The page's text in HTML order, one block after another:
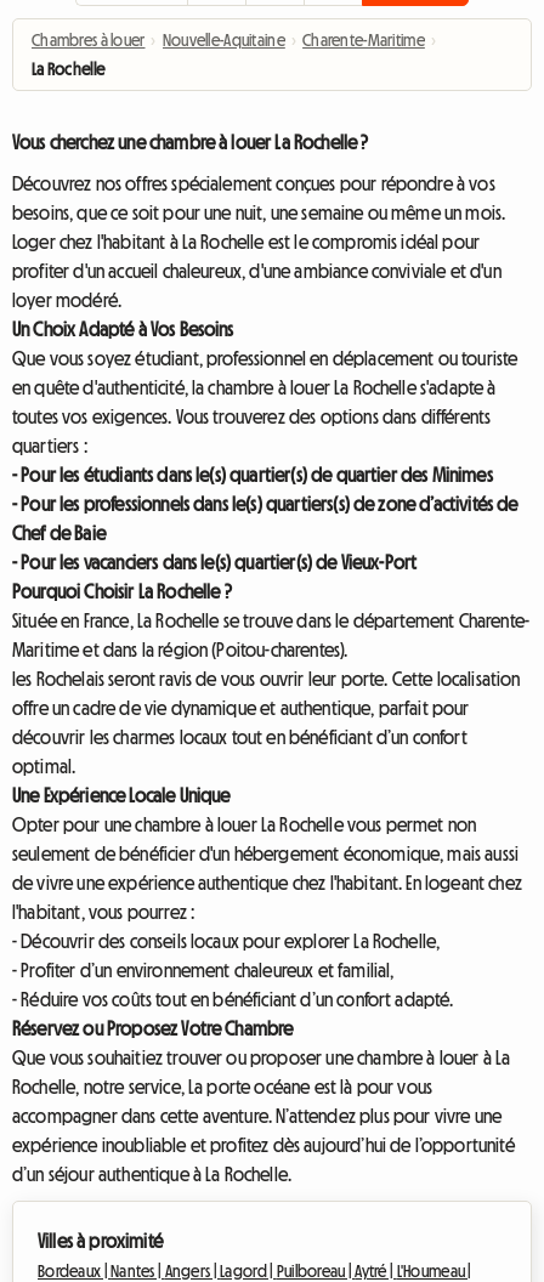
Chambres à louer › Nouvelle-Aquitaine › Charente-Maritime ›
La Rochelle
Vous cherchez une chambre à louer La Rochelle ?
Découvrez nos offres spécialement conçues pour répondre à vos
besoins, que ce soit pour une nuit, une semaine ou même un mois.
Loger chez l'habitant à La Rochelle est le compromis idéal pour
profiter d'un accueil chaleureux, d'une ambiance conviviale et d'un
loyer modéré.
Un Choix Adapté à Vos Besoins
Que vous soyez étudiant, professionnel en déplacement ou touriste
en quête d'authenticité, la chambre à louer La Rochelle s'adapte à
toutes vos exigences. Vous trouverez des options dans différents
quartiers :
- Pour les étudiants dans le(s) quartier(s) de quartier des Minimes
- Pour les professionnels dans le(s) quartiers(s) de zone d’activités de
Chef de Baie
- Pour les vacanciers dans le(s) quartier(s) de Vieux-Port
Pourquoi Choisir La Rochelle ?
Située en France, La Rochelle se trouve dans le département Charente-
Maritime et dans la région (Poitou-charentes).
les Rochelais seront ravis de vous ouvrir leur porte. Cette localisation
offre un cadre de vie dynamique et authentique, parfait pour
découvrir les charmes locaux tout en bénéficiant d’un confort
optimal.
Une Expérience Locale Unique
Opter pour une chambre à louer La Rochelle vous permet non
seulement de bénéficier d'un hébergement économique, mais aussi
de vivre une expérience authentique chez l'habitant. En logeant chez
l'habitant, vous pourrez :
- Découvrir des conseils locaux pour explorer La Rochelle,
- Profiter d’un environnement chaleureux et familial,
- Réduire vos coûts tout en bénéficiant d’un confort adapté.
Réservez ou Proposez Votre Chambre
Que vous souhaitiez trouver ou proposer une chambre à louer à La
Rochelle, notre service, La porte océane est là pour vous
accompagner dans cette aventure. N’attendez plus pour vivre une
expérience inoubliable et profitez dès aujourd’hui de l’opportunité
d’un séjour authentique à La Rochelle.
Villes à proximité
Bordeaux | Nantes | Angers | Lagord | Puilboreau |Aytré |
L'Houmeau |